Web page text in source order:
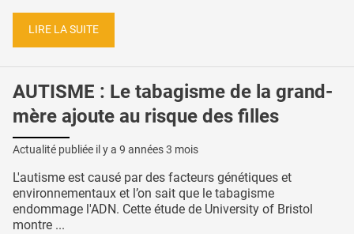
LIRE LA SUITE
AUTISME : Le tabagisme de la grand-
mère ajoute au risque des filles
Actualité publiée il y a 9 années 3 mois
L'autisme est causé par des facteurs génétiques et
environnementaux et l’on sait que le tabagisme
endommage l'ADN. Cette étude de University of Bristol
montre ...